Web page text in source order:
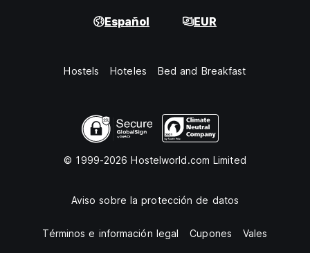
Español EUR
Hostels Hoteles Bed and Breakfast
© 1999-2026 Hostelworld.com Limited
Aviso sobre la protección de datos
Términos e información legal Cupones Vales